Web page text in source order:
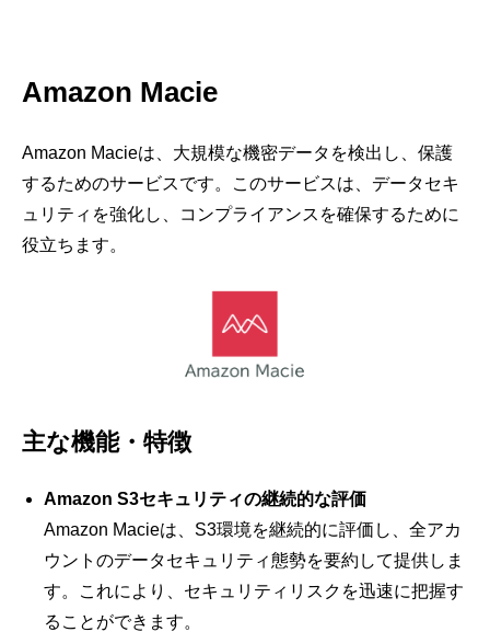
Amazon Macie
Amazon Macieは、大規模な機密データを検出し、保護
するためのサービスです。このサービスは、データセキ
ュリティを強化し、コンプライアンスを確保するために
役立ちます。
主な機能・特徴
Amazon S3セキュリティの継続的な評価
Amazon Macieは、S3環境を継続的に評価し、全アカ
ウントのデータセキュリティ態勢を要約して提供しま
す。これにより、セキュリティリスクを迅速に把握す
ることができます。